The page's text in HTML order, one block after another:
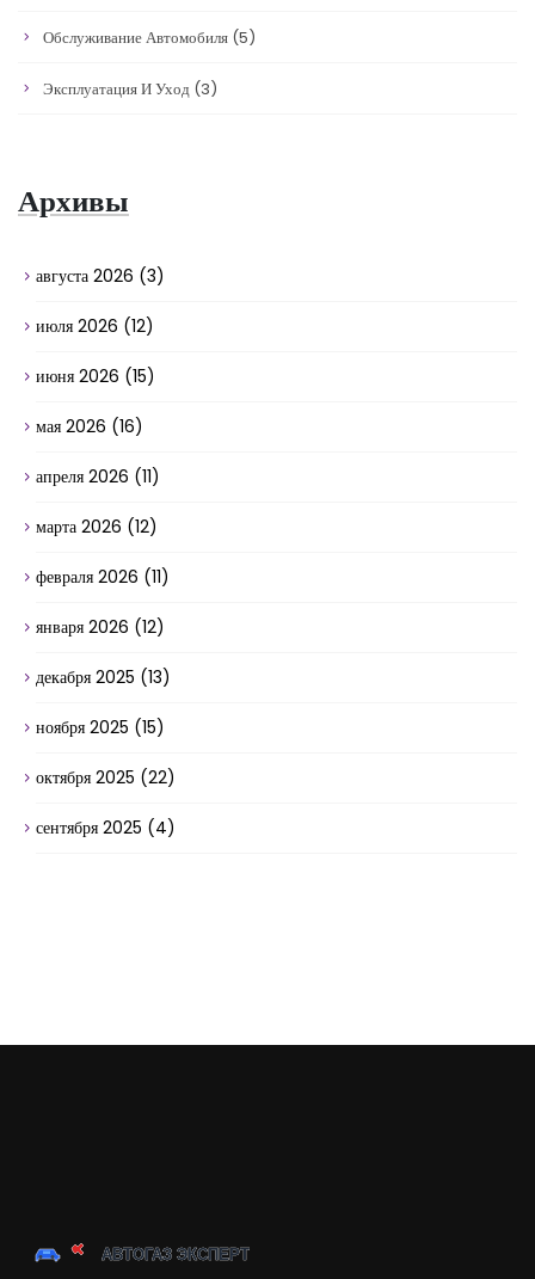
Обслуживание Автомобиля (5)
Эксплуатация И Уход (3)
Архивы
августа 2026 (3)
июля 2026 (12)
июня 2026 (15)
мая 2026 (16)
апреля 2026 (11)
марта 2026 (12)
февраля 2026 (11)
января 2026 (12)
декабря 2025 (13)
ноября 2025 (15)
октября 2025 (22)
сентября 2025 (4)